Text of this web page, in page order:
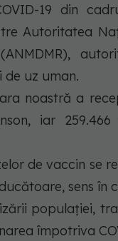
19 din
Autoritatea
uz uman.
noastră a
iar
de vaccin se
sens
populației,
împotriva